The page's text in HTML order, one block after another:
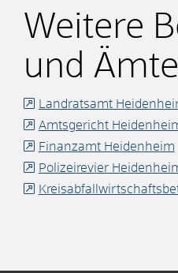
Weitere
und
Landratsamt
Amtsgericht
Finanzamt Heidenheim
Polizeirevier